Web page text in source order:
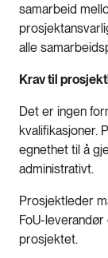
samarbeid
alle
Krav til
Det er ingen
kvalifikasjoner.
egnethet til å
administrativt.
Prosjektleder
FoU-
prosjektet.